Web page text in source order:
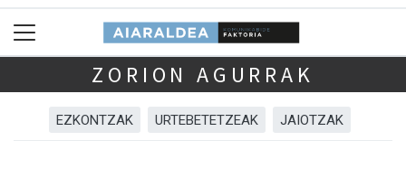
ZORION AGURRAK
EZKONTZAK URTEBETETZEAK JAIOTZAK